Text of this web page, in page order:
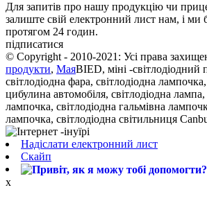
Для запитів про нашу продукцію чи
залиште свій електронний лист нам, і ми
протягом 24 годин.
підписатися
© Copyright - 2010-2021: Усі права
продукти, МаяBIED, міні -світлодіодний
світлодіодна фара, світлодіодна
цибулина автомобіля, світлодіодна лампа,
лампочка, світлодіодна гальмівна
лампочка, світлодіодна світильниця
Надіслати електронний лист
Скайп
x